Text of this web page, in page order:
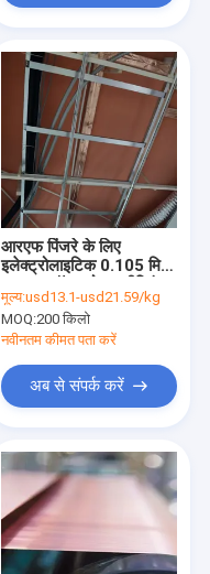
आरएफ पिंजरे के लिए
इलेक्ट्रोलाइटिक 0.105 मिमी
टेप प्रवाहकीय चिपकने वाला:
मूल्य:usd13.1-usd21.59/kg
MOQ:200 किलो
नवीनतम कीमत पता करें
अब से संपर्क करें